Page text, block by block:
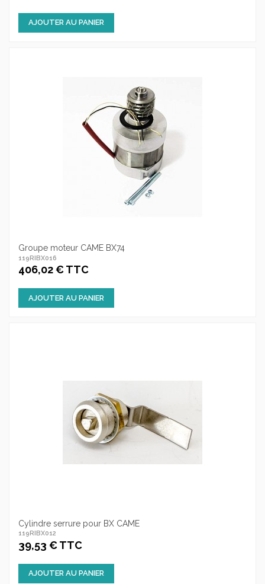
AJOUTER AU PANIER
Groupe moteur CAME BX74
119RIBX016
406,02 € TTC
AJOUTER AU PANIER
Cylindre serrure pour BX CAME
119RIBX012
39,53 € TTC
AJOUTER AU PANIER